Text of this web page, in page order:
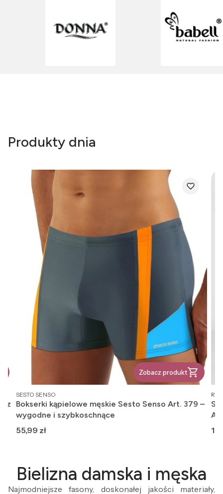
Produkty dnia
z
Zobacz produkt
PRODUCENT
SESTO SENSO
Bokserki kąpielowe męskie Sesto Senso Art. 379 –
wygodne i szybkoschnące
Cena
55,99 zł
Bielizna damska i męska
Najmodniejsze fasony, doskonałej jakości materiały,